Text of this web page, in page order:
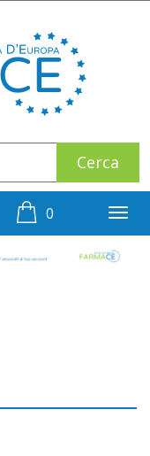
0prodotti